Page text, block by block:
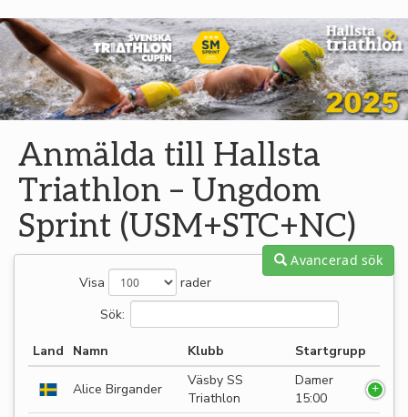
Anmälda till Hallsta
Triathlon – Ungdom
Sprint (USM+STC+NC)
Avancerad sök
Visa
rader
Sök:
Land Namn Klubb Startgrupp
Alice Birgander
Väsby SS
Triathlon
Damer
15:00